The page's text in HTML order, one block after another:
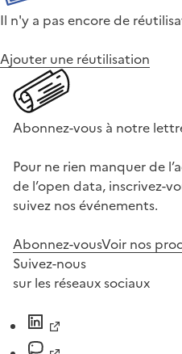
Il n'y a pas encore de
Ajouter une réutilisation
Abonnez-vous à notre
Pour ne rien manquer de
de l’open data, inscrivez-
suivez nos événements.
Abonnez-vousVoir nos
Suivez-nous
sur les réseaux sociaux